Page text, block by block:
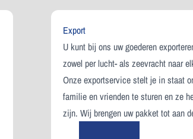
Export
U kunt bij ons uw goederen
zowel per lucht- als zeevracht naar
Onze exportservice stelt je in staat
familie en vrienden te sturen en ze
zijn. Wij brengen uw pakket tot aan